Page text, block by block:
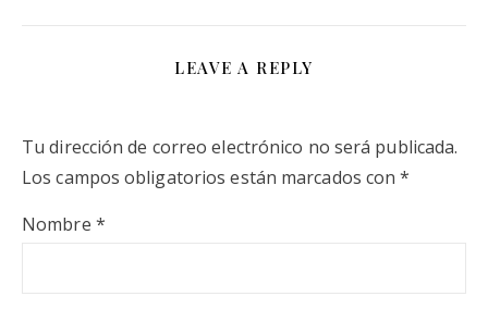
LEAVE A REPLY
Tu dirección de correo electrónico no será publicada.
Los campos obligatorios están marcados con*
Nombre *